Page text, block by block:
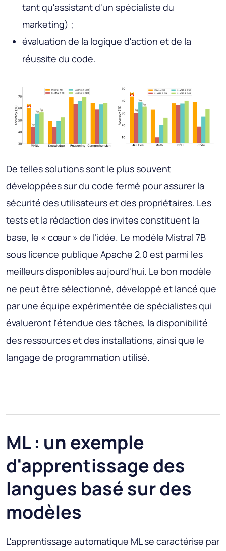
tant qu'assistant d'un spécialiste du
marketing) ;
évaluation de la logique d'action et de la
réussite du code.
De telles solutions sont le plus souvent
développées sur du code fermé pour assurer la
sécurité des utilisateurs et des propriétaires. Les
tests et la rédaction des invites constituent la
base, le « cœur » de l’idée. Le modèle Mistral 7B
sous licence publique Apache 2.0 est parmi les
meilleurs disponibles aujourd'hui. Le bon modèle
ne peut être sélectionné, développé et lancé que
par une équipe expérimentée de spécialistes qui
évalueront l'étendue des tâches, la disponibilité
des ressources et des installations, ainsi que le
langage de programmation utilisé.
ML : un exemple
d'apprentissage des
langues basé sur des
modèles
L'apprentissage automatique ML se caractérise par